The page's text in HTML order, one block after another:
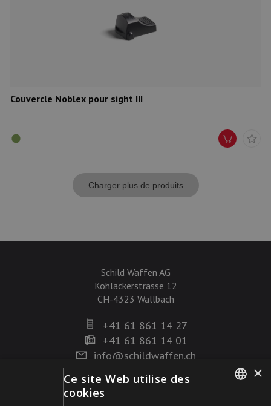
Couvercle Noblex pour sight III
Charger plus de produits
Schild Waffen AG
Kohlackerstrasse 12
CH-4323 Wallbach
+41 61 861 14 27
+41 61 861 14 01
info@schildwaffen.ch
Mode de paiement
×
Ce site Web utilise des
cookies